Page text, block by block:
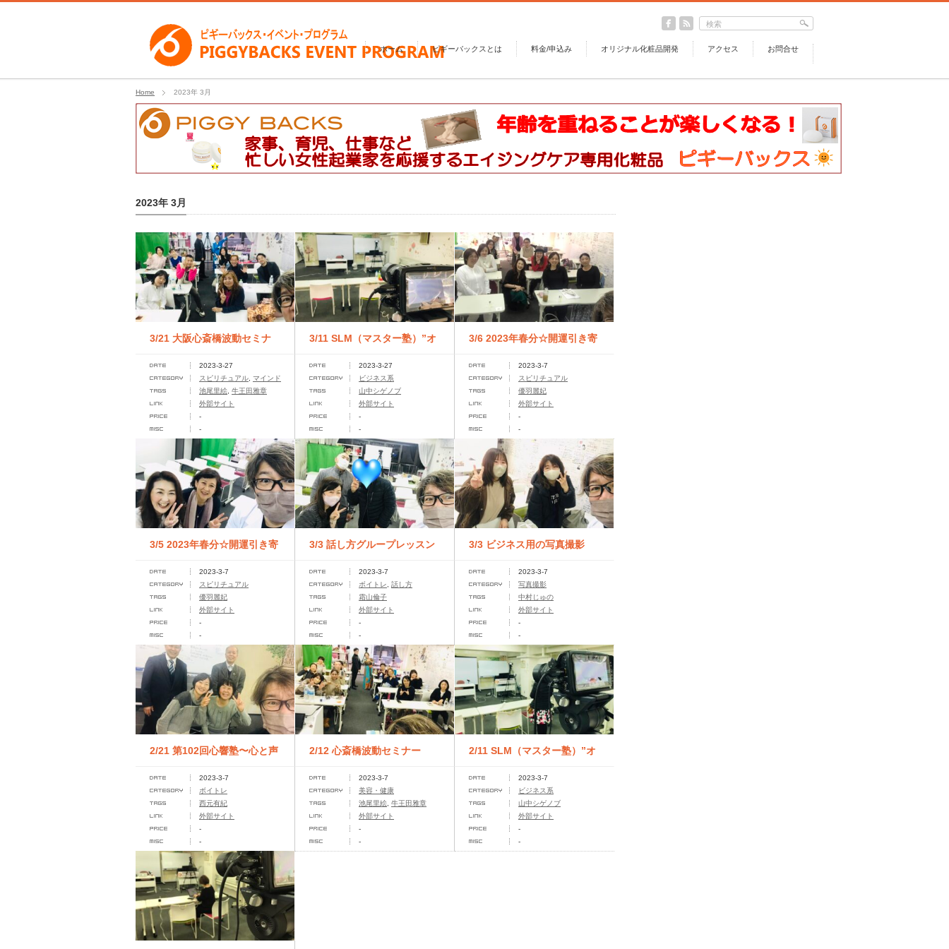
ホーム ピギーバックスとは 料金/申込み オリジナル化粧品開発 アクセス お問合せ
Home 2023年 3月
2023年 3月
3/21 大阪心斎橋波動セミナ
2023-3-27
スピリチュアル マインド
池尾里絵 牛王田雅章
外部サイト
-
-
3/11 SLM（マスター塾）”オ
ンライン講座
2023-3-27
ビジネス系
山中シゲノブ
外部サイト
-
-
3/6 2023年春分☆開運引き寄
せセミナー
2023-3-7
スピリチュアル
優羽麗妃
外部サイト
-
-
3/5 2023年春分☆開運引き寄
せセミナー
2023-3-7
スピリチュアル
優羽麗妃
外部サイト
-
-
3/3 話し方グループレッスン
2023-3-7
ボイトレ
話し方
霜山倫子
外部サイト
-
-
3/3 ビジネス用の写真撮影
2023-3-7
写真撮影
中村じゅの
外部サイト
-
-
2/21 第102回心響塾〜心と声
のチューニング
2023-3-7
ボイトレ
西元有紀
外部サイト
-
-
2/12 心斎橋波動セミナー
2023-3-7
美容・健康
池尾里絵 牛王田雅章
外部サイト
-
-
2/11 SLM（マスター塾）”オ
ンライン講座
2023-3-7
ビジネス系
山中シゲノブ
外部サイト
-
-